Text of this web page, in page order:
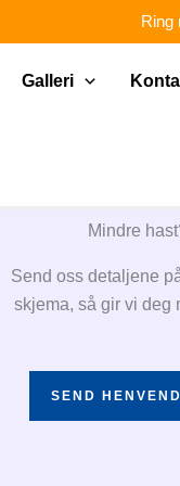
Ring
Galleri
Mindre
Send oss detaljene
skjema, så gir vi deg
SEND